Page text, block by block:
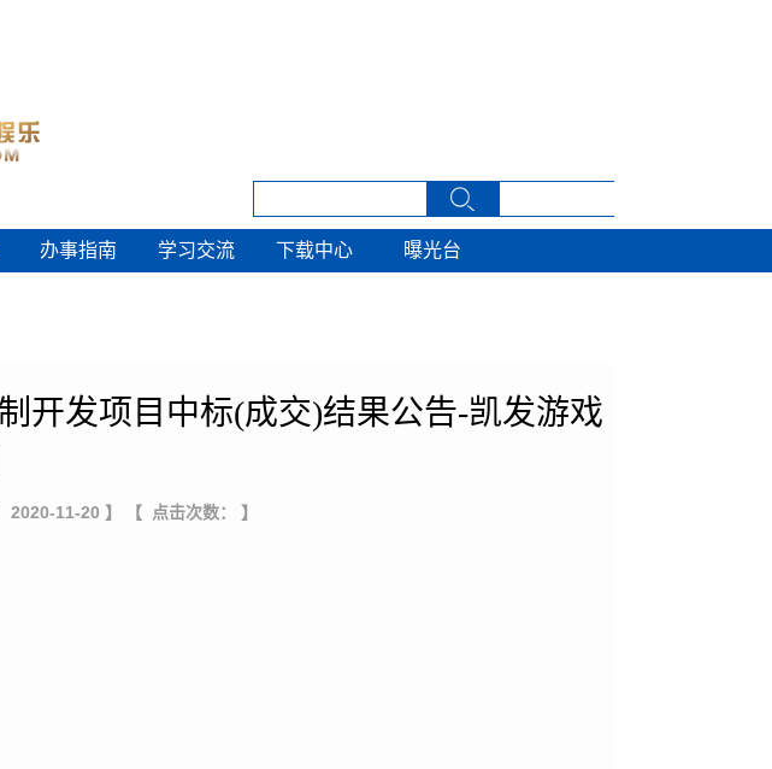
办事指南
办事指南 学习交流
学习交流 下载中心
下载中心 曝光台
曝光台
开发项目中标(成交)结果公告-凯发游戏
2020-11-20 】 【 点击次数： 】